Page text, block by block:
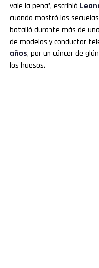
vale la pena”, escribió
cuando mostró las
batalló durante más de
de modelos y conductor
años, por un cáncer de
los huesos.